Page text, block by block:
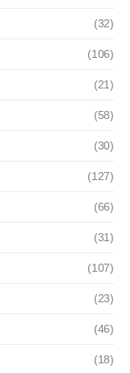
(32)
(106)
(21)
(58)
(30)
(127)
(66)
(31)
(107)
(23)
(46)
(18)